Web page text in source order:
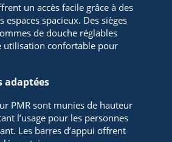
un accès facile grâce à des
espaces spacieux. Des sièges
de douche réglables
utilisation confortable pour
adaptées
PMR sont munies de hauteur
l’usage pour les personnes
Les barres d’appui offrent